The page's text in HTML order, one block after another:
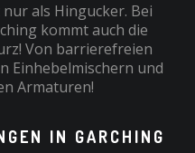
als Hingucker. Bei
kommt auch die
Von barrierefreien
Einhebelmischern und
Armaturen!
IN GARCHING